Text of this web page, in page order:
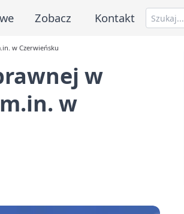
Zobacz Kontakt
w Czerwieńsku
w
w